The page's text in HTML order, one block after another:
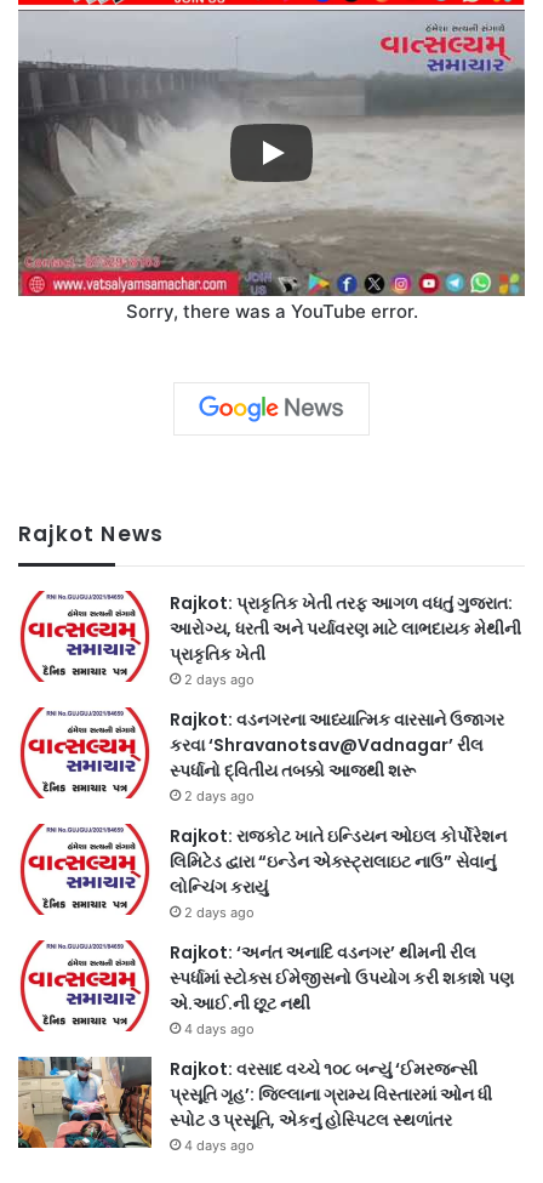
Sorry, there was a YouTube error.
Rajkot News
Rajkot: પ્રાકૃતિક ખેતી તરફ આગળ વધતું ગુજરાત:
આરોગ્ય, ધરતી અને પર્યાવરણ માટે લાભદાયક મેથીની
પ્રાકૃતિક ખેતી
2 days ago
Rajkot: વડનગરના આધ્યાત્મિક વારસાને ઉજાગર
કરવા ‘Shravanotsav@Vadnagar’ રીલ
સ્પર્ધાનો દ્વિતીય તબક્કો આજથી શરૂ
2 days ago
Rajkot: રાજકોટ ખાતે ઇન્ડિયન ઓઇલ કોર્પોરેશન
લિમિટેડ દ્વારા “ઇન્ડેન એક્સ્ટ્રાલાઇટ નાઉ” સેવાનું
લોન્ચિંગ કરાયું
2 days ago
Rajkot: ‘અનંત અનાદિ વડનગર’ થીમની રીલ
સ્પર્ધામાં સ્ટોક્સ ઈમેજીસનો ઉપયોગ કરી શકાશે પણ
એ.આઈ.ની છૂટ નથી
4 days ago
Rajkot: વરસાદ વચ્ચે ૧૦૮ બન્યું ‘ઈમરજન્સી
પ્રસૂતિ ગૃહ’: જિલ્લાના ગ્રામ્ય વિસ્તારમાં ઓન ધી
સ્પોટ ૩ પ્રસૂતિ, એકનું હોસ્પિટલ સ્થળાંતર
4 days ago